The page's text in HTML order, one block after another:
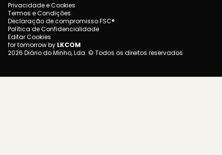
Privacidade e Cookies
Termos e Condições
Declaração de compromisso FSC®
Política de Confidencialidade
Editar Cookies
for tomorrow by LKCOM
2026 Diário do Minho, Lda. © Todos os direitos reservados